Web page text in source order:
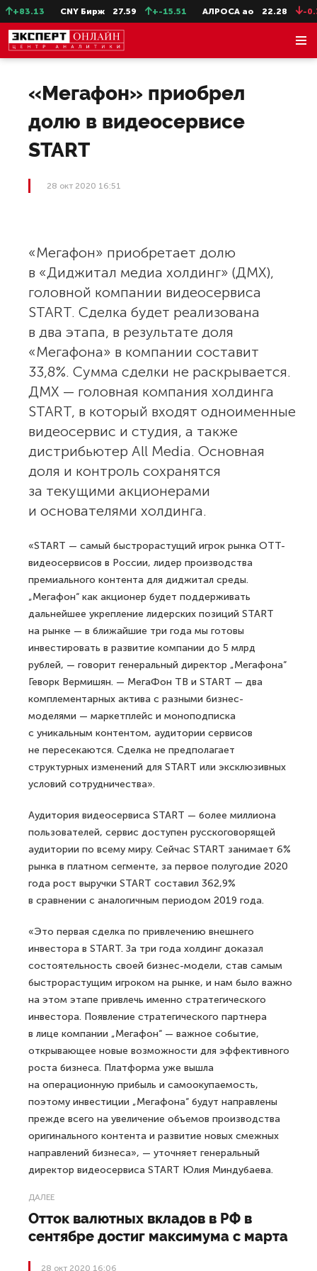
+83.13 CNY Бирж 27.59 +-15.51 АЛРОСА ао 22.28 -0.31
«Мегафон» приобрел
долю в видеосервисе
START
28 окт 2020 16:51
«Мегафон» приобретает долю
в «Диджитал медиа холдинг» (ДМХ),
головной компании видеосервиса
START. Сделка будет реализована
в два этапа, в результате доля
«Мегафона» в компании составит
33,8%. Сумма сделки не раскрывается.
ДМХ — головная компания холдинга
START, в который входят одноименные
видеосервис и студия, а также
дистрибьютер All Media. Основная
доля и контроль сохранятся
за текущими акционерами
и основателями холдинга.
«START — самый быстрорастущий игрок рынка OTT-
видеосервисов в России, лидер производства
премиального контента для диджитал среды.
„Мегафон“ как акционер будет поддерживать
дальнейшее укрепление лидерских позиций START
на рынке — в ближайшие три года мы готовы
инвестировать в развитие компании до 5 млрд
рублей, — говорит генеральный директор „Мегафона“
Геворк Вермишян. — МегаФон ТВ и START — два
комплементарных актива с разными бизнес-
моделями — маркетплейс и моноподписка
с уникальным контентом, аудитории сервисов
не пересекаются. Сделка не предполагает
структурных изменений для START или эксклюзивных
условий сотрудничества».
Аудитория видеосервиса START — более миллиона
пользователей, сервис доступен русскоговорящей
аудитории по всему миру. Сейчас START занимает 6%
рынка в платном сегменте, за первое полугодие 2020
года рост выручки START составил 362,9%
в сравнении с аналогичным периодом 2019 года.
«Это первая сделка по привлечению внешнего
инвестора в START. За три года холдинг доказал
состоятельность своей бизнес-модели, став самым
быстрорастущим игроком на рынке, и нам было важно
на этом этапе привлечь именно стратегического
инвестора. Появление стратегического партнера
в лице компании „Мегафон“ — важное событие,
открывающее новые возможности для эффективного
роста бизнеса. Платформа уже вышла
на операционную прибыль и самоокупаемость,
поэтому инвестиции „Мегафона“ будут направлены
прежде всего на увеличение объемов производства
оригинального контента и развитие новых смежных
направлений бизнеса», — уточняет генеральный
директор видеосервиса START Юлия Миндубаева.
ДАЛЕЕ
Отток валютных вкладов в РФ в
сентябре достиг максимума с марта
28 окт 2020 16:06